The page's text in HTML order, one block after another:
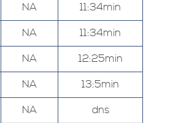
NA
11:34min
NA
11:34min
NA
12:25min
NA
13:5min
NA
dns